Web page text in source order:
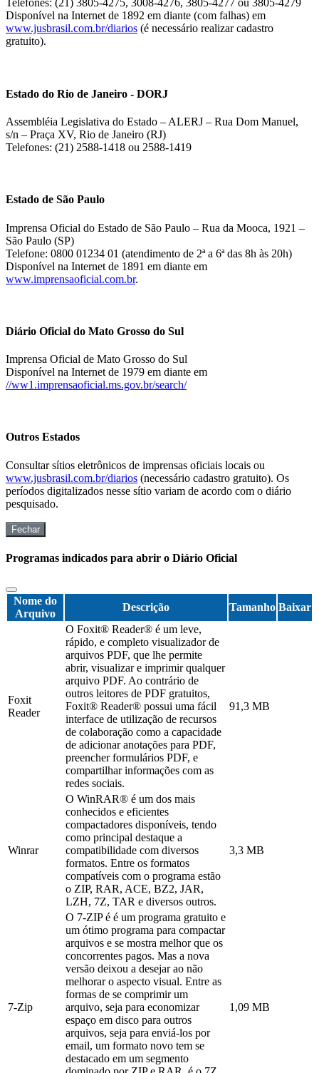
Telefones: (21) 3805-4275, 3008-4276, 3805-4277 ou 3805-4279
Disponível na Internet de 1892 em diante (com falhas) em
www.jusbrasil.com.br/diarios (é necessário realizar cadastro
gratuito).
Estado do Rio de Janeiro - DORJ
Assembléia Legislativa do Estado – ALERJ – Rua Dom Manuel,
s/n – Praça XV, Rio de Janeiro (RJ)
Telefones: (21) 2588-1418 ou 2588-1419
Estado de São Paulo
Imprensa Oficial do Estado de São Paulo – Rua da Mooca, 1921 –
São Paulo (SP)
Telefone: 0800 01234 01 (atendimento de 2ª a 6ª das 8h às 20h)
Disponível na Internet de 1891 em diante em
www.imprensaoficial.com.br.
Diário Oficial do Mato Grosso do Sul
Imprensa Oficial de Mato Grosso do Sul
Disponível na Internet de 1979 em diante em
//ww1.imprensaoficial.ms.gov.br/search/
Outros Estados
Consultar sítios eletrônicos de imprensas oficiais locais ou
www.jusbrasil.com.br/diarios (necessário cadastro gratuito). Os
períodos digitalizados nesse sítio variam de acordo com o diário
pesquisado.
Fechar
Programas indicados para abrir o Diário Oficial
Nome do
Arquivo
Descrição Tamanho Baixar
Foxit
Reader
O Foxit® Reader® é um leve,
rápido, e completo visualizador de
arquivos PDF, que lhe permite
abrir, visualizar e imprimir qualquer
arquivo PDF. Ao contrário de
outros leitores de PDF gratuitos,
Foxit® Reader® possui uma fácil
interface de utilização de recursos
de colaboração como a capacidade
de adicionar anotações para PDF,
preencher formulários PDF, e
compartilhar informações com as
redes sociais.
91,3 MB
Winrar
O WinRAR® é um dos mais
conhecidos e eficientes
compactadores disponíveis, tendo
como principal destaque a
compatibilidade com diversos
formatos. Entre os formatos
compatíveis com o programa estão
o ZIP, RAR, ACE, BZ2, JAR,
LZH, 7Z, TAR e diversos outros.
3,3 MB
7-Zip
O 7-ZIP é é um programa gratuito e
um ótimo programa para compactar
arquivos e se mostra melhor que os
concorrentes pagos. Mas a nova
versão deixou a desejar ao não
melhorar o aspecto visual. Entre as
formas de se comprimir um
arquivo, seja para economizar
espaço em disco para outros
arquivos, seja para enviá-los por
email, um formato novo tem se
destacado em um segmento
1,09 MB